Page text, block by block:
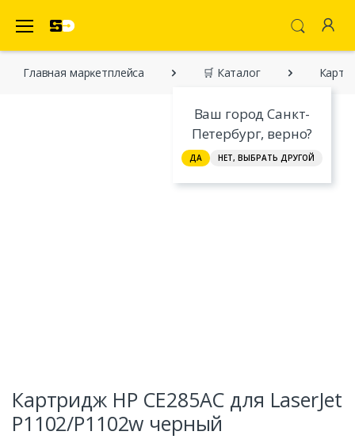
Ваш город Санкт-
Петербург, верно?
ДА НЕТ, ВЫБРАТЬ ДРУГОЙ
Главная марĸетплейса 🛒 Каталог
Картридж HP CE285AC для LaserJet
P1102/P1102w черный